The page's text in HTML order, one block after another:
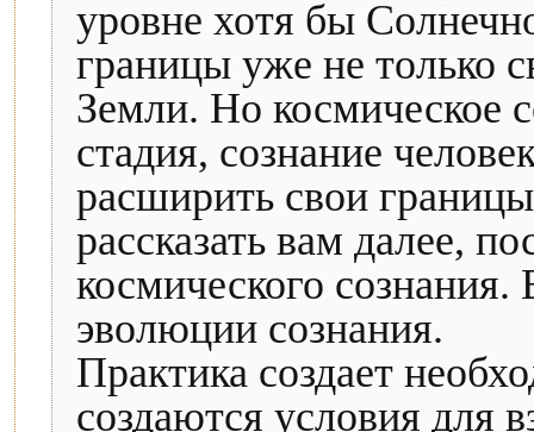
уровне хотя бы
границы уже не только
Земли. Но космическое
стадия, сознание
расширить свои
рассказать вам далее,
космического
эволюции сознания.
Практика создает
создаются условия для